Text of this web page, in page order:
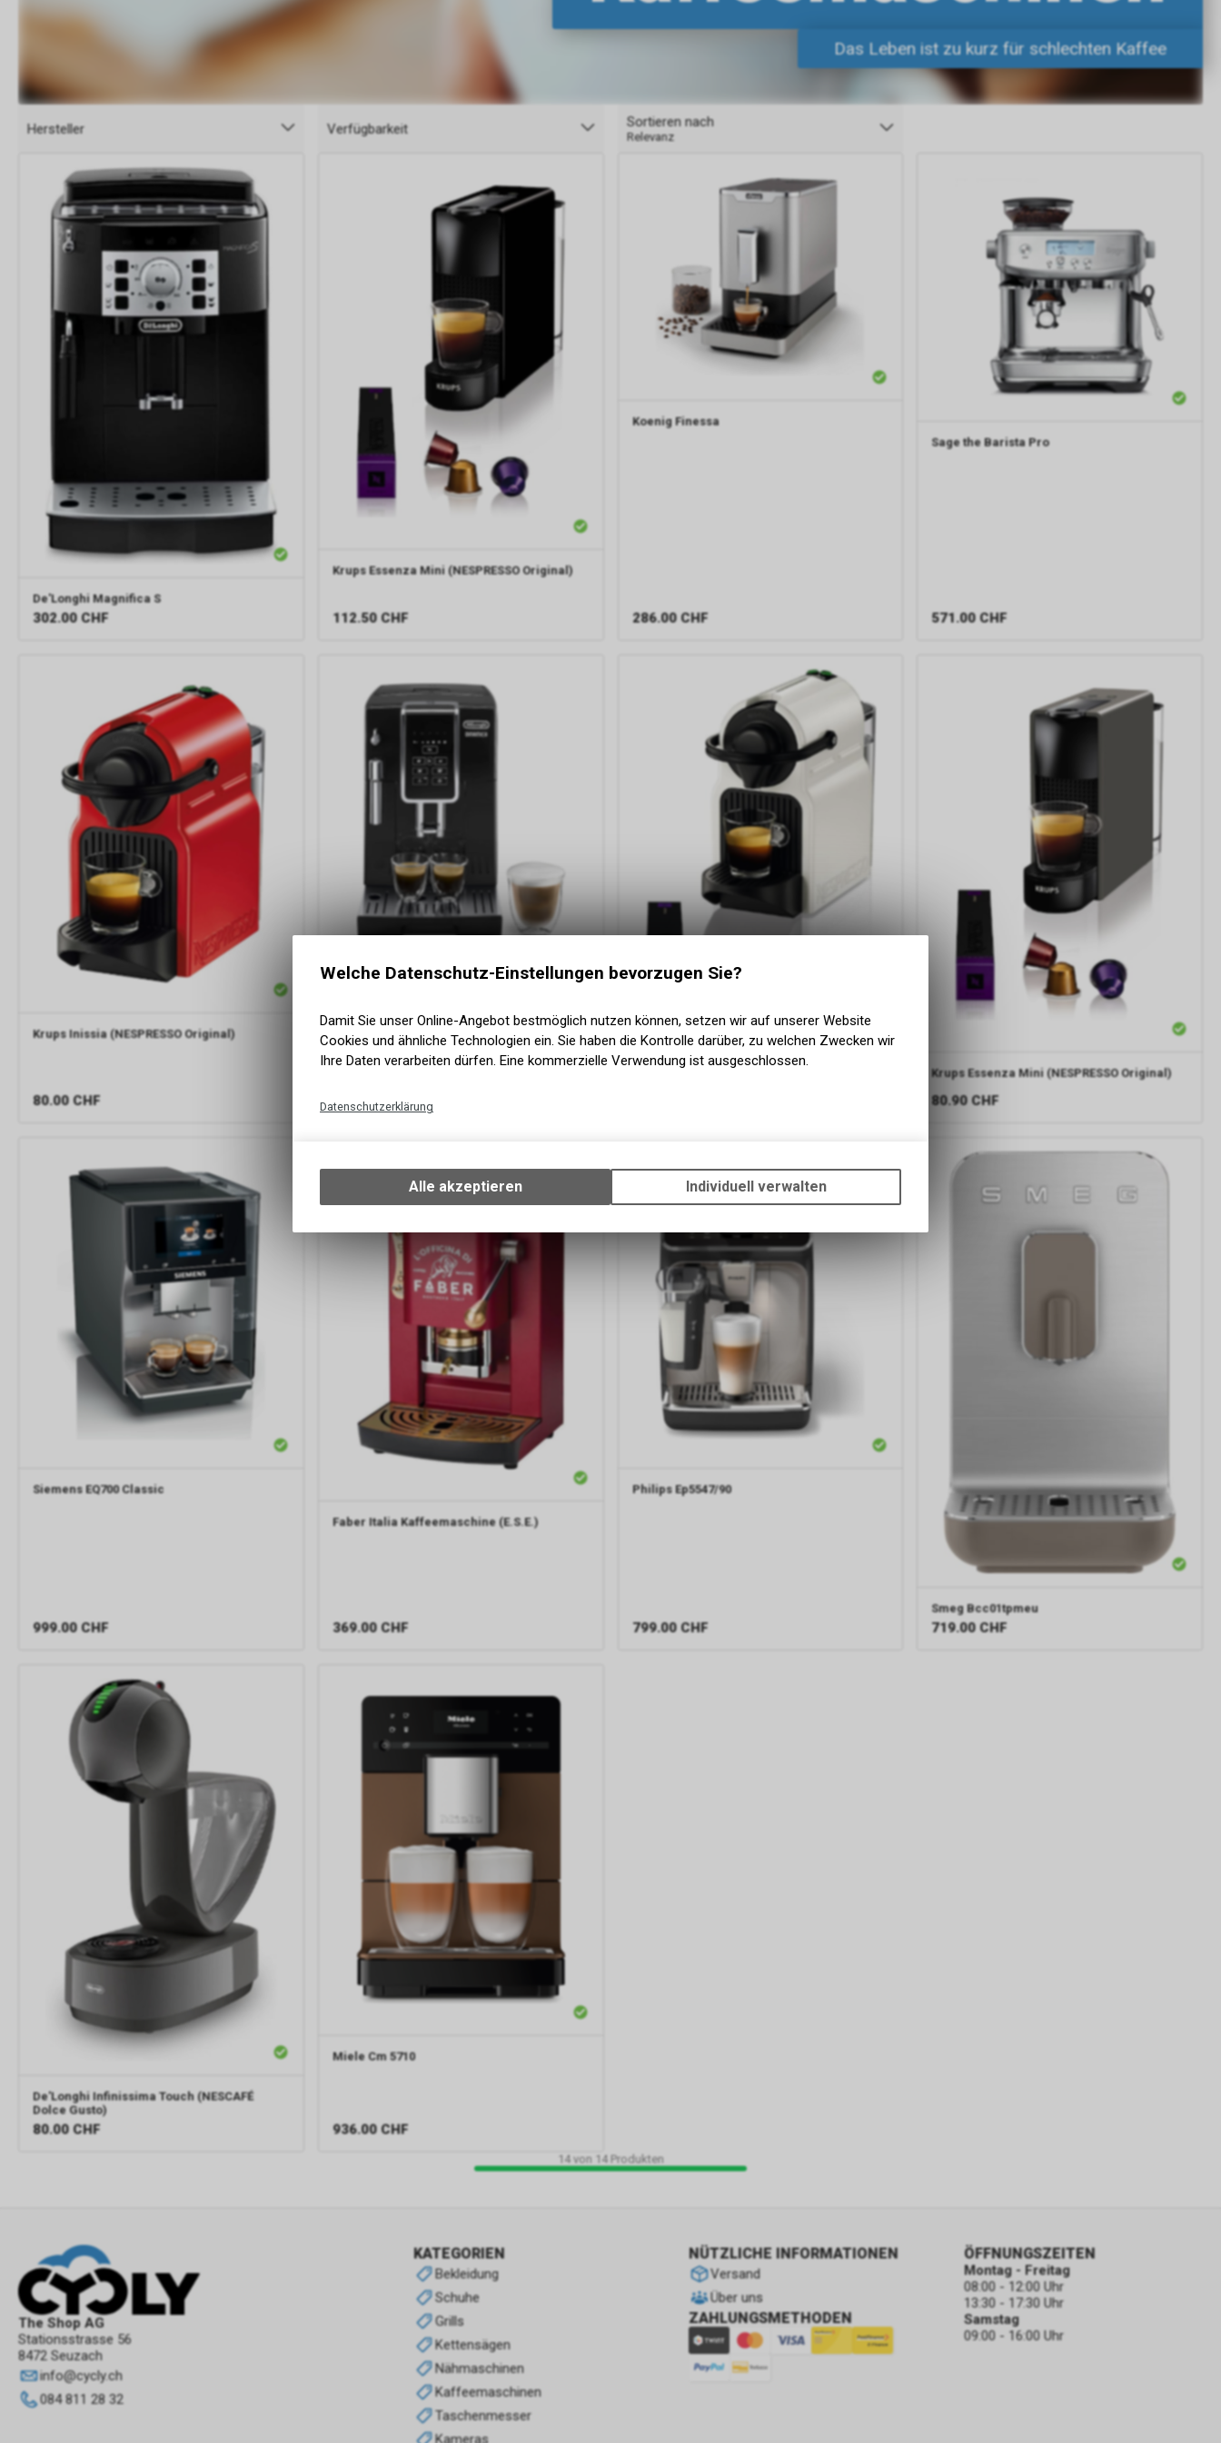
Das Leben ist zu kurz für schlechten Kaffee
Hersteller Verfügbarkeit Sortieren nach
Relevanz
De'Longhi Magnifica S
302.00 CHF
Krups Essenza Mini (NESPRESSO Original)
112.50 CHF
Koenig Finessa
286.00 CHF
Sage the Barista Pro
571.00 CHF
Krups Inissia (NESPRESSO Original)
80.00 CHF 343.00 CHF
Krups Essenza Mini (NESPRESSO Original)
80.90 CHF
Siemens EQ700 Classic
999.00 CHF
Faber Italia Kaffeemaschine (E.S.E.)
369.00 CHF
Philips Ep5547/90
799.00 CHF
Smeg Bcc01tpmeu
719.00 CHF
De'Longhi Infinissima Touch (NESCAFÉ
Dolce Gusto)
80.00 CHF
Miele Cm 5710
936.00 CHF
14von 14Produkten
The Shop AG
Stationsstrasse 56
8472 Seuzach
info@cycly.ch
084 811 28 32
KATEGORIEN
Bekleidung
Schuhe
Grills
Kettensägen
Nähmaschinen
Kaffeemaschinen
Taschenmesser
Kameras
NÜTZLICHE INFORMATIONEN
Versand
Über uns
ZAHLUNGSMETHODEN
ÖFFNUNGSZEITEN
Montag - Freitag
08:00 - 12:00 Uhr
13:30 - 17:30 Uhr
Samstag
09:00 - 16:00 Uhr
Welche Datenschutz-Einstellungen bevorzugen Sie?
Damit Sie unser Online-Angebot bestmöglich nutzen können, setzen wir auf unserer Website
Cookies und ähnliche Technologien ein. Sie haben die Kontrolle darüber, zu welchen Zwecken wir
Ihre Daten verarbeiten dürfen. Eine kommerzielle Verwendung ist ausgeschlossen.
Datenschutzerklärung
Ihrem Gerät, um die grundlegenden Funktionen unseres Online-Angebots, wie die
Verwendung des Warenkorbs, zu ermöglichen. Bitte beachten Sie, dass die
zulassen.
Default CIA Agent
Die CIA (Central Intelligence Agency) ist der US-amerikanische
Auslandsgeheimdienst. Sie ist dafür zuständig, ausländische
Geheimdienstinformationen zu sammeln, auszuwerten und an die US-Regierung
zu übermitteln, um nationalpolitische Entscheidungen zu unterstützen. Die CIA
konzentriert sich hauptsächlich auf die Beschaffung von Informationen durch
Menschen (Human Intelligence, HUMINT).
Alle akzeptieren Individuell verwalten